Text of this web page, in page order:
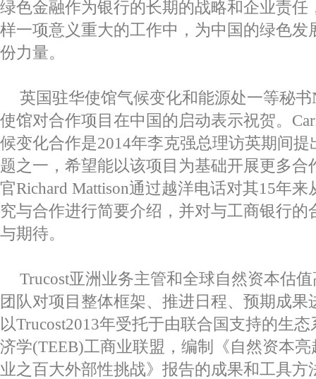
绿色金融作为银行的长期的战略和企业责任
样一项意义重大的工作中，为中国的绿色发
份力量。
英国驻华使馆气候变化和能源处一等秘书
使馆对合作项目在中国的启动表示祝贺。
候变化合作是2014年李克强总理访英期间
题之一，希望能以该项目为基础开展更多合
官Richard Mattison通过越洋电话对其15年来
究与合作进行简要介绍，并对与工商银行的
与期待。
Trucost亚洲业务主管和全球自然资本估
团队对项目整体框架、推进日程、预期成果
以Trucost2013年受托于由联合国支持的生
济学(TEEB)工商业联盟，编制《自然资本
业之百大外部性挑战》报告的成果和工具方